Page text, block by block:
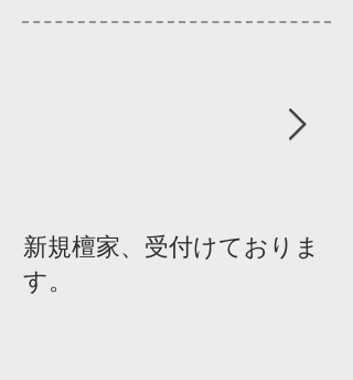
新規檀家、受付けておりま
す。